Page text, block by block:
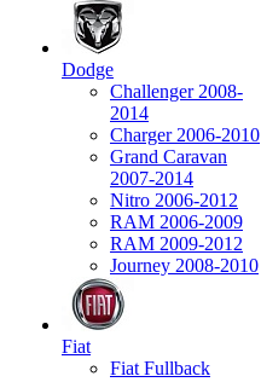
Dodge
Challenger 2008-
2014
Charger 2006-2010
Grand Caravan
2007-2014
Nitro 2006-2012
RAM 2006-2009
RAM 2009-2012
Journey 2008-2010
Fiat
Fiat Fullback